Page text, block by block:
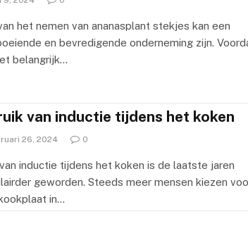
het nemen van ananasplant stekjes kan een
en bevredigende onderneming zijn.
belangrijk…
van inductie tijdens het koken
26, 2024 0
inductie tijdens het koken is de laatste jaren
geworden. Steeds meer mensen kiezen
in…